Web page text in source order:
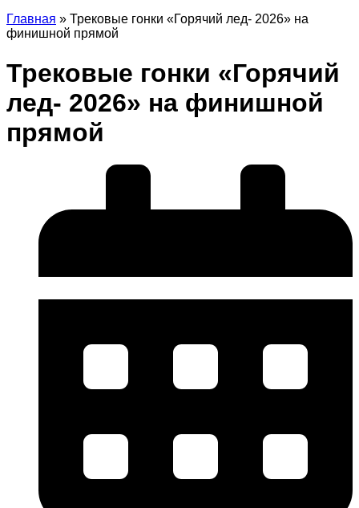
Главная » Трековые гонки «Горячий лед- 2026» на
финишной прямой
Трековые гонки «Горячий
лед- 2026» на финишной
прямой